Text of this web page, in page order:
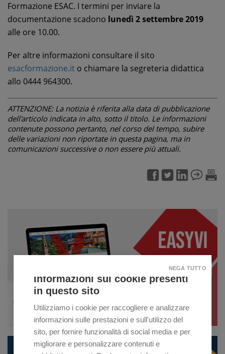
Formazione ESAC. I termini per inviare la
documentazione scadono lunedì 2 settembre 2019
alle ore 10.00.
Per altre informazioni consultare il sito
esacformazione.it o chiamare la segreteria didattica
allo 0444 964300.
ATTENZIONE: La notizia è riferita alla data di pubblicazione
dell'articolo indicata in alto, sotto il titolo. Le informazioni
contenute possono pertanto, nel corso del tempo, subire
delle variazioni non riportate in questa pagina, ma in
comunicazioni successive o non essere più attuali.
Informazioni sui cookie presenti
in questo sito
Utilizziamo i cookie per raccogliere e analizzare
informazioni sulle prestazioni e sull'utilizzo del
sito, per fornire funzionalità di social media e per
migliorare e personalizzare contenuti e
NEGA TUTTO